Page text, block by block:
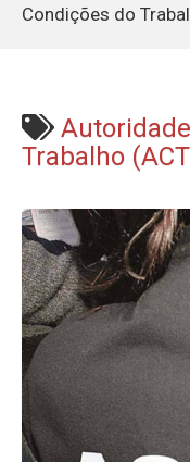
Condições do
Trabalho